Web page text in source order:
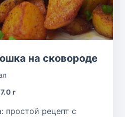
на сковороде
г
простой рецепт с